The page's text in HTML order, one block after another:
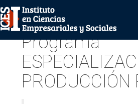
Programa
PRODUCCIÓN